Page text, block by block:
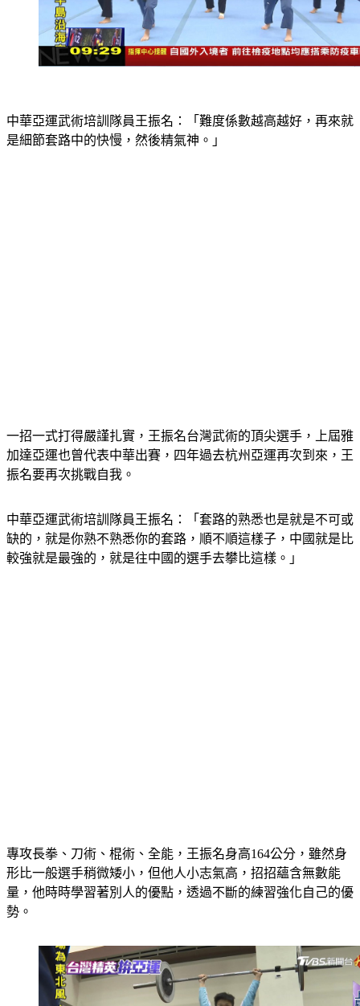
中華亞運武術培訓隊員王振名：「難度係數越高越好，再來就
是細節套路中的快慢，然後精氣神。」
一招一式打得嚴謹扎實，王振名台灣武術的頂尖選手，上屆雅
加達亞運也曾代表中華出賽，四年過去杭州亞運再次到來，王
振名要再次挑戰自我。
中華亞運武術培訓隊員王振名：「套路的熟悉也是就是不可或
缺的，就是你熟不熟悉你的套路，順不順這樣子，中國就是比
較強就是最強的，就是往中國的選手去攀比這樣。」
專攻長拳、刀術、棍術、全能，王振名身高164公分，雖然身
形比一般選手稍微矮小，但他人小志氣高，招招蘊含無數能
量，他時時學習著別人的優點，透過不斷的練習強化自己的優
勢。